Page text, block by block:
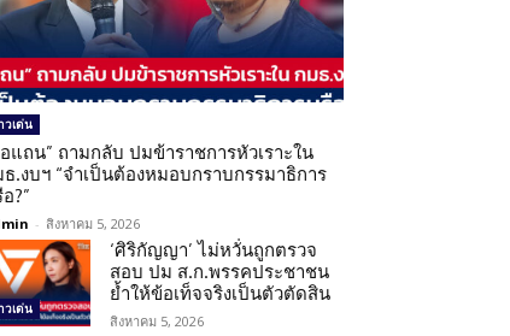
วเด่น
แถน” ถามกลับ ปมข้าราชการหัวเราะใน
ธ.งบฯ “จำเป็นต้องหมอบกราบกรรมาธิการ
?”
- สิงหาคม 5, 2026
วเด่น
‘ศิริกัญญา’ ไม่หวั่นถูกตรวจ
สอบ ปม ส.ก.พรรคประชาชน
ย้ำให้ข้อเท็จจริงเป็นตัวตัดสิน
สิงหาคม 5, 2026